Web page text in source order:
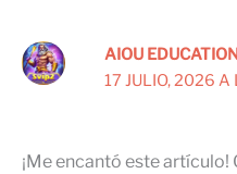
AIOU
17 JULIO, 2026 A
¡Me encantó este artículo!